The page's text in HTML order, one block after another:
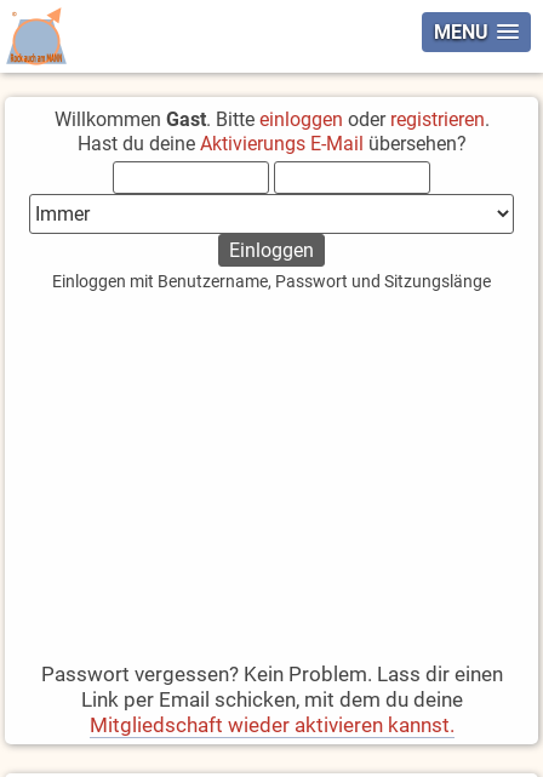
MENU
Willkommen Gast. Bitte einloggen oder registrieren.
Hast du deine Aktivierungs E-Mail übersehen?
Einloggen mit Benutzername, Passwort und Sitzungslänge
Passwort vergessen? Kein Problem. Lass dir einen
Link per Email schicken, mit dem du deine
Mitgliedschaft wieder aktivieren kannst.